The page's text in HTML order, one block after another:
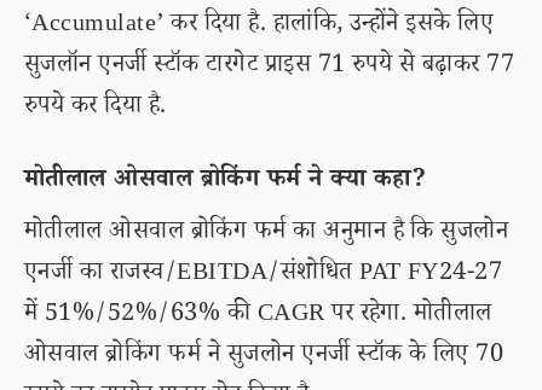
‘Accumulate’ कर दिया है. हालांकि, उन्होंने इसके लिए
सुजलॉन एनर्जी स्टॉक टारगेट प्राइस 71 रुपये से बढ़ाकर 77
रुपये कर दिया है.
मोतीलाल ओसवाल ब्रोकिंग फर्म ने क्या कहा?
मोतीलाल ओसवाल ब्रोकिंग फर्म का अनुमान है कि सुजलोन
एनर्जी का राजस्व/EBITDA/संशोधित PAT FY24-27
में 51%/52%/63% की CAGR पर रहेगा. मोतीलाल
ओसवाल ब्रोकिंग फर्म ने सुजलोन एनर्जी स्टॉक के लिए 70